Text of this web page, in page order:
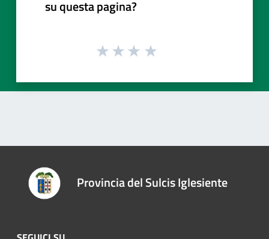
su questa pagina?
Provincia del Sulcis Iglesiente